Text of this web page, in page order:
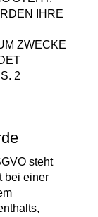
IHRE
ZWECKE
2
steht
bei einer